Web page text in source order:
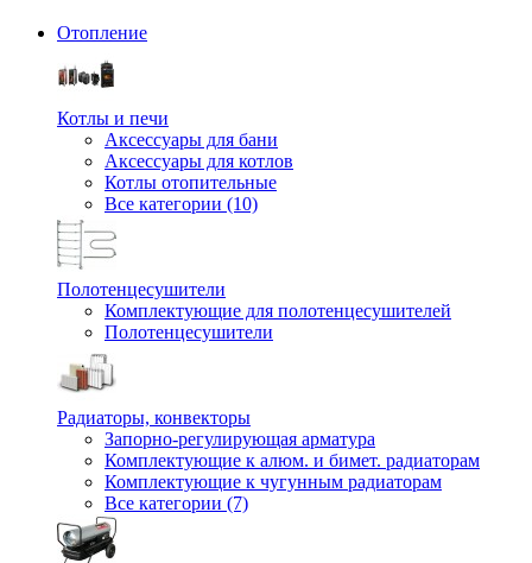
Отопление
Котлы и печи
Аксессуары для бани
Аксессуары для котлов
Котлы отопительные
Все категории (10)
Полотенцесушители
Комплектующие для полотенцесушителей
Полотенцесушители
Радиаторы, конвекторы
Запорно-регулирующая арматура
Комплектующие к алюм. и бимет. радиаторам
Комплектующие к чугунным радиаторам
Все категории (7)